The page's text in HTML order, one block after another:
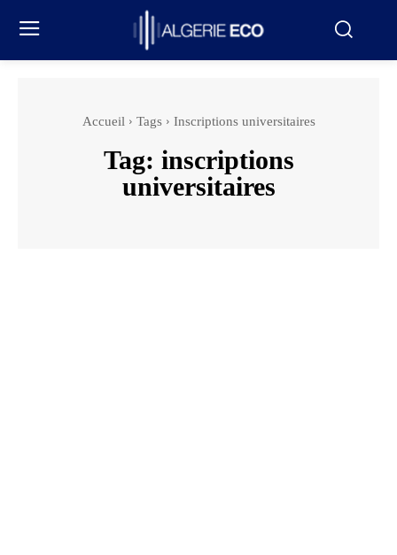
Accueil Tags Inscriptions universitaires
Tag: inscriptions
universitaires